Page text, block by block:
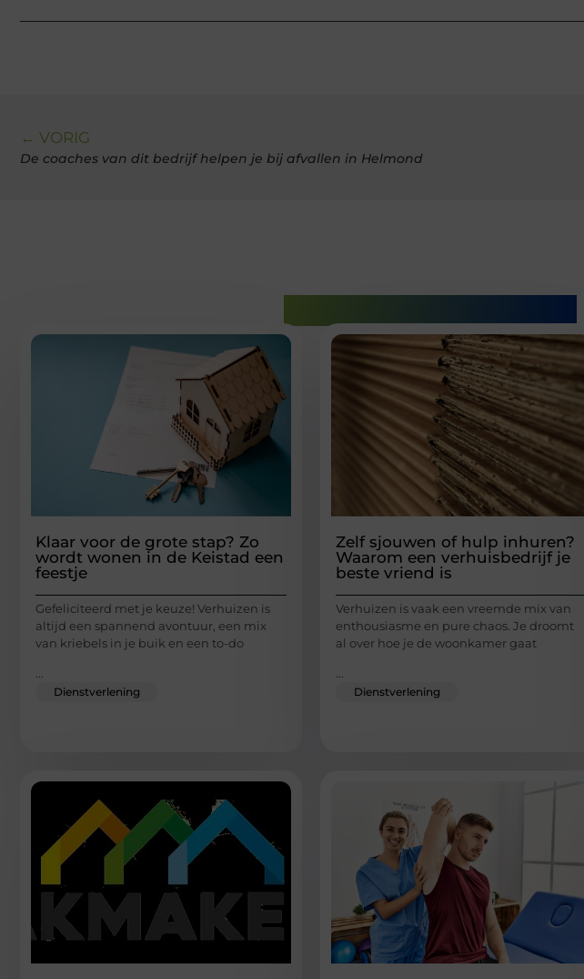
← VORIG
De coaches van dit bedrijf helpen je bij afvallen in Helmond
Klaar voor de grote stap? Zo
wordt wonen in de Keistad een
feestje
Gefeliciteerd met je keuze! Verhuizen is
altijd een spannend avontuur, een mix
van kriebels in je buik en een to-do
...
Dienstverlening
Zelf sjouwen of hulp inhuren?
Waarom een verhuisbedrijf je
beste vriend is
Verhuizen is vaak een vreemde mix van
enthousiasme en pure chaos. Je droomt
al over hoe je de woonkamer gaat
...
Dienstverlening